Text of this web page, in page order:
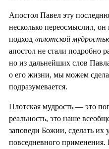
Апостол Павел эту
несколько переосмыслил, он
подход «плотской
апостол не стали подробно
но из дальнейших слов
о его жизни, мы можем
подразумевается.
Плотская мудрость — это
реальность, это наше
заповеди Божии, сделать их
повседневного